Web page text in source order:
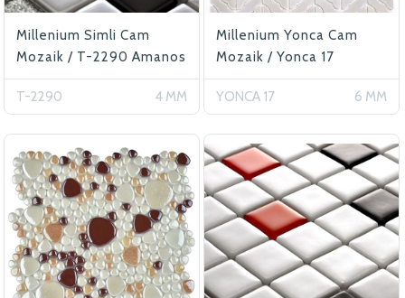
Millenium Simli Cam
Mozaik / T-2290 Amanos
T-2290 4 MM
Millenium Yonca Cam
Mozaik / Yonca 17
YONCA 17 6 MM